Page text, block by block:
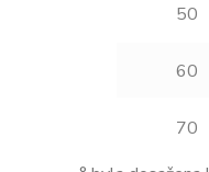
50
60
70